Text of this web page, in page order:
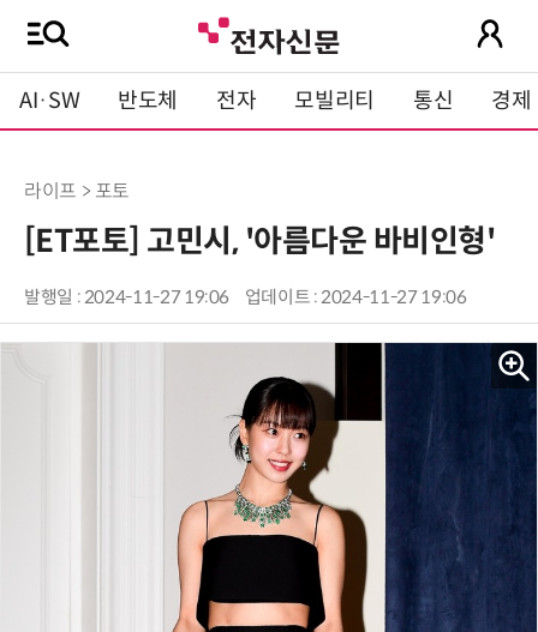
AI·SW 반도체 전자 모빌리티 통신 경제
라이프 > 포토
[ET포토] 고민시, '아름다운 바비인형'
발행일 : 2024-11-27 19:06 업데이트 : 2024-11-27 19:06